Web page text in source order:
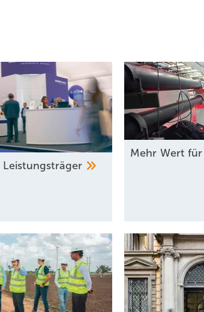
Leistun gsträger
Mehr Wert für